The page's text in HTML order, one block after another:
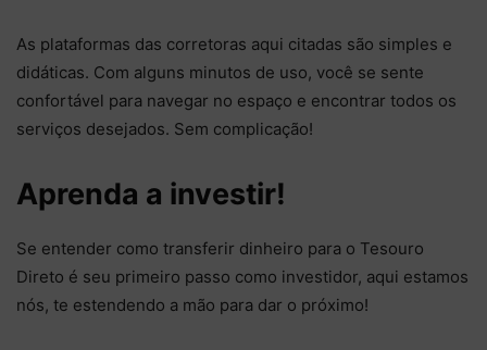
As plataformas das corretoras aqui citadas são simples e
didáticas. Com alguns minutos de uso, você se sente
confortável para navegar no espaço e encontrar todos os
serviços desejados. Sem complicação!
Aprenda a investir!
Se entender como transferir dinheiro para o Tesouro
Direto é seu primeiro passo como investidor, aqui estamos
nós, te estendendo a mão para dar o próximo!